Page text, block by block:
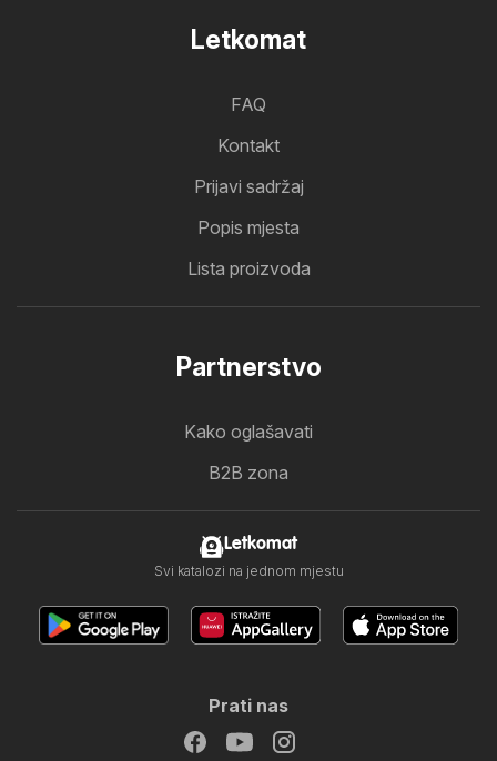
Letkomat
FAQ
Kontakt
Prijavi sadržaj
Popis mjesta
Lista proizvoda
Partnerstvo
Kako oglašavati
B2B zona
Letkomat
Svi katalozi na jednom mjestu
Prati nas